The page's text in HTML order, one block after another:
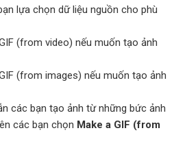
lựa chọn dữ liệu nguồn cho phù
(from video) nếu muốn tạo ảnh
(from images) nếu muốn tạo ảnh
các bạn tạo ảnh từ những bức ảnh
các bạn chọn Make a GIF (from